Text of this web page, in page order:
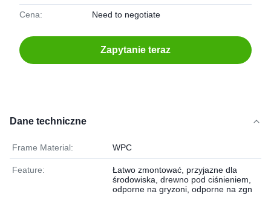
Cena: Need to negotiate
Zapytanie teraz
Dane techniczne
Frame Material: WPC
Feature:
Łatwo zmontować, przyjazne dla
środowiska, drewno pod ciśnieniem,
odporne na gryzoni, odporne na zgn